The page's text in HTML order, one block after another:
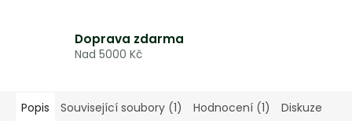
Doprava zdarma
Nad 5000 Kč
Popis Související soubory (1) Hodnocení (1) Diskuze